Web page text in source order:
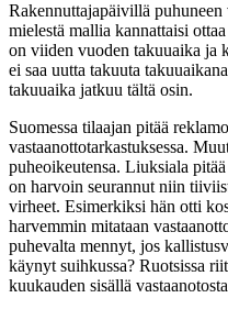
Rakennuttajapäivillä puhuneen
mielestä mallia kannattaisi
on viiden vuoden takuuaika ja
ei saa uutta takuuta
takuuaika jatkuu tältä osin.
Suomessa tilaajan pitää
vastaanottotarkastuksessa.
puheoikeutensa. Liuksiala
on harvoin seurannut niin
virheet. Esimerkiksi hän otti
harvemmin mitataan
puhevalta mennyt, jos
käynyt suihkussa? Ruotsissa
kuukauden sisällä